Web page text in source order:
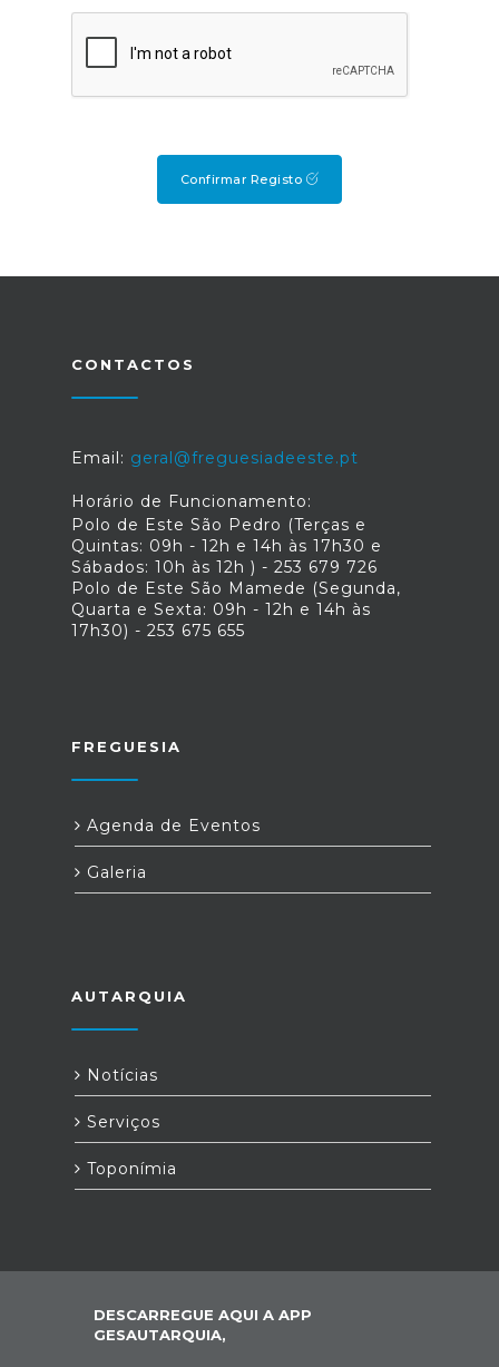
Confirmar Registo
CONTACTOS
Email: geral@freguesiadeeste.pt
Horário de Funcionamento:
Polo de Este São Pedro (Terças e
Quintas: 09h - 12h e 14h às 17h30 e
Sábados: 10h às 12h ) - 253 679 726
Polo de Este São Mamede (Segunda,
Quarta e Sexta: 09h - 12h e 14h às
17h30) - 253 675 655
FREGUESIA
Agenda de Eventos
Galeria
AUTARQUIA
Notícias
Serviços
Toponímia
DESCARREGUE AQUI A APP
GESAUTARQUIA,